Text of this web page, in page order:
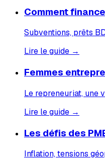
Comment
Subventions, prêts
Lire le guide →
Femmes
Le repreneuriat, une
Lire le guide →
Les défis des
Inflation, tensions